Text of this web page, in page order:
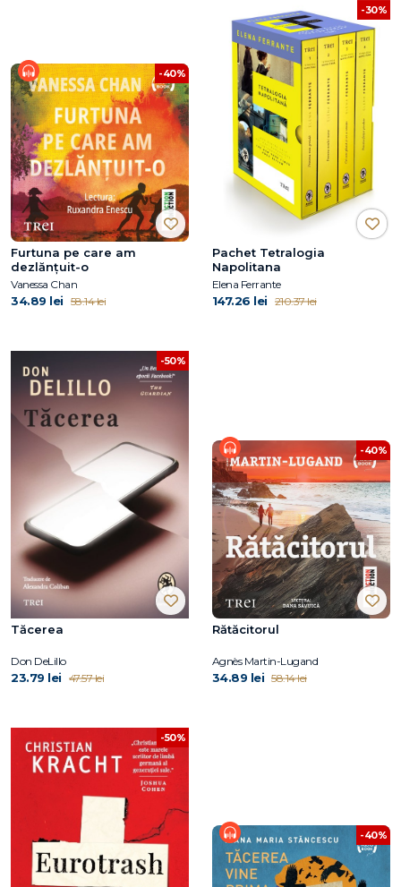
-40%
Furtuna pe care am
dezlănțuit-o
Vanessa Chan
34.89 lei 58.14 lei
-30%
Pachet Tetralogia
Napolitana
Elena Ferrante
147.26 lei 210.37 lei
-50%
Tăcerea
Don DeLillo
23.79 lei 47.57 lei
-40%
Rătăcitorul
Agnès Martin-Lugand
34.89 lei 58.14 lei
-50%
-40%